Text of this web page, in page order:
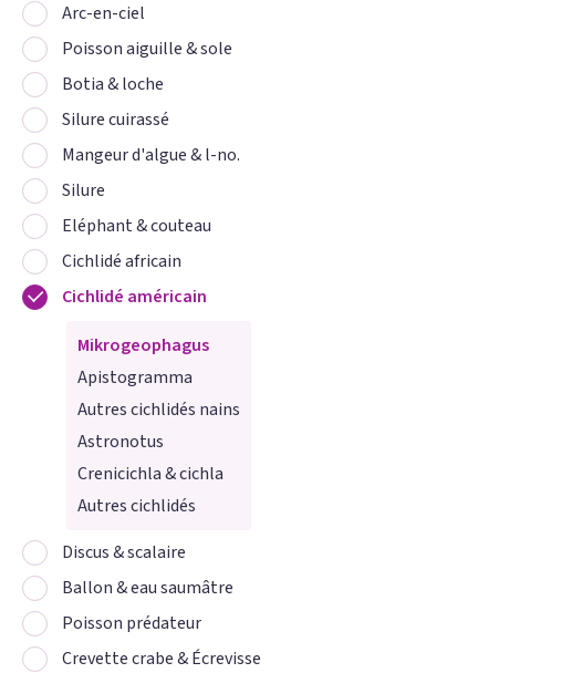
Arc-en-ciel
Poisson aiguille & sole
Botia & loche
Silure cuirassé
Mangeur d'algue & l-no.
Silure
Eléphant & couteau
Cichlidé africain
Cichlidé américain
Mikrogeophagus
Apistogramma
Autres cichlidés nains
Astronotus
Crenicichla & cichla
Autres cichlidés
Discus & scalaire
Ballon & eau saumâtre
Poisson prédateur
Crevette crabe & Écrevisse